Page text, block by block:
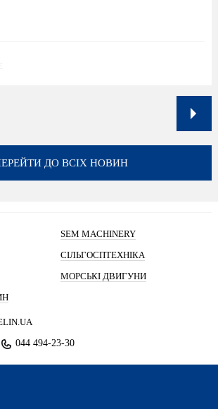
ДО ВСІХ НОВИН
SEM MACHINERY
СІЛЬГОСПТЕХНІКА
МОРСЬКІ ДВИГУНИ
044 494-23-30